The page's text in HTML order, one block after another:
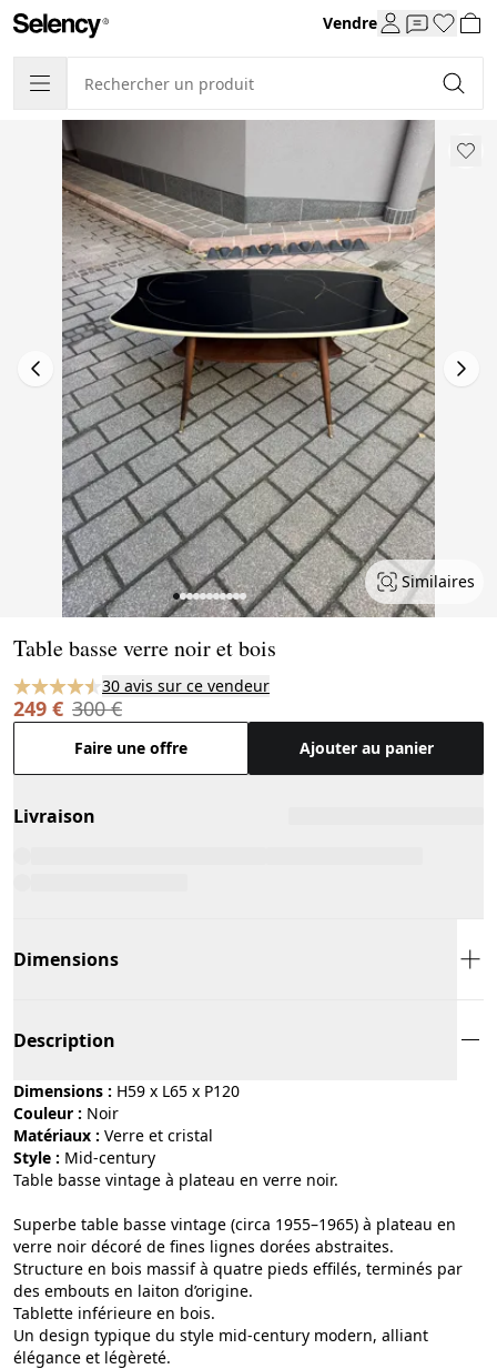
Vendre
Similaires
Table basse verre noir et bois
30 avis sur ce vendeur
249 € 300 €
Faire une offre Ajouter au panier
Livraison
Dimensions
Description
Dimensions : H59 x L65 x P120
Couleur :
noir
Matériaux :
verre et cristal
Style :
mid-century
Table basse vintage à plateau en verre noir.
Superbe table basse vintage (circa 1955–1965) à plateau en
verre noir décoré de fines lignes dorées abstraites.
Structure en bois massif à quatre pieds effilés, terminés par
des embouts en laiton d’origine.
Tablette inférieure en bois.
Un design typique du style mid-century modern, alliant
élégance et légèreté.